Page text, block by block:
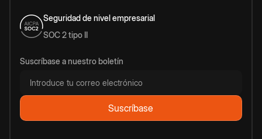
Seguridad de nivel empresarial
SOC 2 tipo II
Suscríbase a nuestro boletín